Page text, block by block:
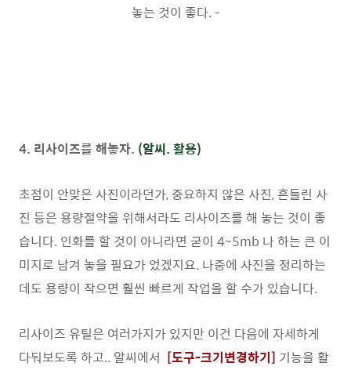
놓는 것이 좋다. -
4. 리사이즈를 해놓자. (알씨. 활용)
초점이 안맞은 사진이라던가, 중요하지 않은 사진, 흔들린 사
진 등은 용량절약을 위해서라도 리사이즈를 해 놓는 것이 좋
습니다. 인화를 할 것이 아니라면 굳이 4~5mb 나 하는 큰 이
미지로 남겨 놓을 필요가 었겠지요. 나중에 사진을 정리하는
데도 용량이 작으면 훨씬 빠르게 작업을 할 수가 있습니다.
리사이즈 유틸은 여러가지가 있지만 이건 다음에 자세하게
다둬보도록 하고.. 알씨에서 [도구-크기변경하기] 기능을 활